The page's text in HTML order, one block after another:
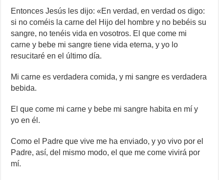
Entonces Jesús les dijo: «En verdad, en verdad os digo:
si no coméis la carne del Hijo del hombre y no bebéis su
sangre, no tenéis vida en vosotros. El que come mi
carne y bebe mi sangre tiene vida eterna, y yo lo
resucitaré en el último día.
Mi carne es verdadera comida, y mi sangre es verdadera
bebida.
El que come mi carne y bebe mi sangre habita en mí y
yo en él.
Como el Padre que vive me ha enviado, y yo vivo por el
Padre, así, del mismo modo, el que me come vivirá por
mí.